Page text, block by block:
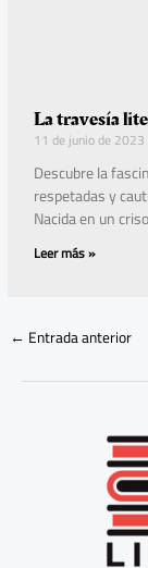
La travesía
11 de junio de 2023
Descubre la
respetadas y
Nacida en un
Leer más »
← Entrada anterior